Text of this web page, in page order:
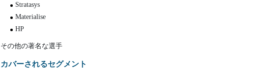
Stratasys
Materialise
HP
その他の著名な選手
カバーされるセグメント